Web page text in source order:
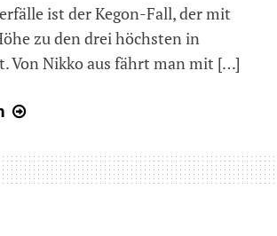
ist der Kegon-Fall, der mit
zu den drei höchsten in
Von Nikko aus fährt man mit […]
–
Im